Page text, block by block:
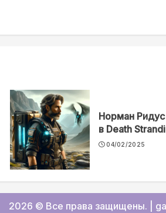
Норман Ридус
в Death
04/02/2025
2026 © Все права защищены.